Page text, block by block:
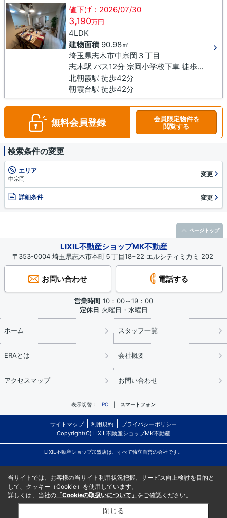
値下げ：2026/07/30
3,190万円
4LDK
建物面積90.98㎡
埼玉県志木市中宗岡３丁目
志木駅 バス12分 宗岡小学校下車 徒歩5分
北朝霞駅 徒歩42分
朝霞台駅 徒歩42分
無料会員登録
会員限定物件を
閲覧する
検索条件の変更
エリア
中宗岡
変更
詳細条件 変更
LIXIL不動産ショップMK不動産
〒353-0004 埼玉県志木市本町５丁目18−22 エルシティミカミ 202
お問い合わせ 電話する
営業時間 10：00～19：00
定休日 火曜日・水曜日
ホーム スタッフ一覧
ERAとは 会社概要
アクセスマップ お問い合わせ
表示切替： PC スマートフォン
サイトマップ 利用規約
プライバシーポリシー
Copyright(C) LIXIL不動産ショップMK不動産
LIXIL不動産ショップ加盟店は、すべて独立自営の会社です。
ページトップ
当サイトでは、お客様の当サイト利用状況把握、サービス向上検討を目的と
して、クッキー（Cookie）を使用しています。
詳しくは、当社の 「Cookieの取扱いについて」 をご確認ください。
閉じる